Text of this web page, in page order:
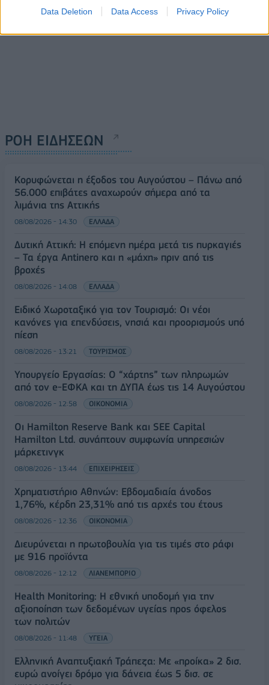
Data Deletion Data Access Privacy Policy
ΡΟΗ ΕΙΔΗΣΕΩΝ
Κορυφώνεται η έξοδος του Αυγούστου – Πάνω από
56.000 επιβάτες αναχωρούν σήμερα από τα
λιμάνια της Αττικής
08/08/2026 - 14:30 ΕΛΛΑΔΑ
Δυτική Αττική: Η επόμενη ημέρα μετά τις πυρκαγιές
– Τα έργα Antinero και η «μάχη» πριν από τις
βροχές
08/08/2026 - 14:08 ΕΛΛΑΔΑ
Ειδικό Χωροταξικό για τον Τουρισμό: Οι νέοι
κανόνες για επενδύσεις, νησιά και προορισμούς υπό
πίεση
08/08/2026 - 13:21 ΤΟΥΡΙΣΜΟΣ
Υπουργείο Εργασίας: Ο “χάρτης” των πληρωμών
από τον e-ΕΦΚΑ και τη ΔΥΠΑ έως τις 14 Αυγούστου
08/08/2026 - 12:58 ΟΙΚΟΝΟΜΙΑ
Οι Hamilton Reserve Bank και SEE Capital
Hamilton Ltd. συνάπτουν συμφωνία υπηρεσιών
μάρκετινγκ
08/08/2026 - 13:44 ΕΠΙΧΕΙΡΗΣΕΙΣ
Χρηματιστήριο Αθηνών: Εβδομαδιαία άνοδος
1,76%, κέρδη 23,31% από τις αρχές του έτους
08/08/2026 - 12:36 ΟΙΚΟΝΟΜΙΑ
Διευρύνεται η πρωτοβουλία για τις τιμές στο ράφι
με 916 προϊόντα
08/08/2026 - 12:12 ΛΙΑΝΕΜΠΟΡΙΟ
Health Monitoring: Η εθνική υποδομή για την
αξιοποίηση των δεδομένων υγείας προς όφελος
των πολιτών
08/08/2026 - 11:48 ΥΓΕΙΑ
Ελληνική Αναπτυξιακή Τράπεζα: Με «προίκα» 2 δισ.
ευρώ ανοίγει δρόμο για δάνεια έως 5 δισ. σε